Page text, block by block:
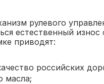
рулевого
естественный
приводят:
российских
масла;